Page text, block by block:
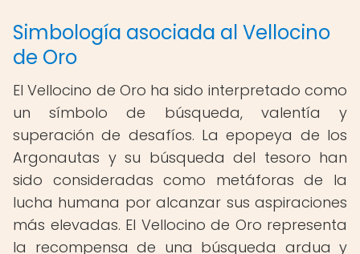
Simbología asociada al Vellocino
de Oro
El Vellocino de Oro ha sido interpretado como
un símbolo de búsqueda, valentía y
superación de desafíos. La epopeya de los
Argonautas y su búsqueda del tesoro han
sido consideradas como metáforas de la
lucha humana por alcanzar sus aspiraciones
más elevadas. El Vellocino de Oro representa
la recompensa de una búsqueda ardua y